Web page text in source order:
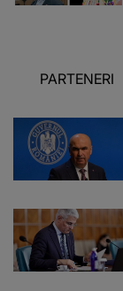
PARTENERI